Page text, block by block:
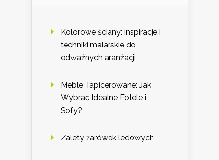
Kolorowe ściany: inspiracje i
techniki malarskie do
odważnych aranżacji
Meble Tapicerowane: Jak
Wybrać Idealne Fotele i
Sofy?
Zalety żarówek ledowych